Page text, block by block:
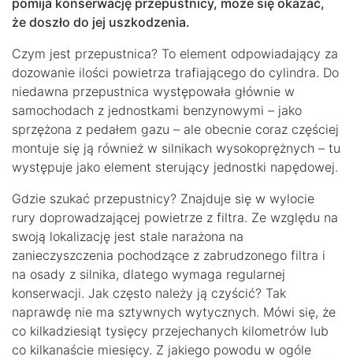
pomija konserwację przepustnicy, może się okazać,
że doszło do jej uszkodzenia.
Czym jest przepustnica? To element odpowiadający za
dozowanie ilości powietrza trafiającego do cylindra. Do
niedawna przepustnica występowała głównie w
samochodach z jednostkami benzynowymi – jako
sprzężona z pedałem gazu – ale obecnie coraz częściej
montuje się ją również w silnikach wysokoprężnych – tu
występuje jako element sterujący jednostki napędowej.
Gdzie szukać przepustnicy? Znajduje się w wylocie
rury doprowadzającej powietrze z filtra. Ze względu na
swoją lokalizację jest stale narażona na
zanieczyszczenia pochodzące z zabrudzonego filtra i
na osady z silnika, dlatego wymaga regularnej
konserwacji. Jak często należy ją czyścić? Tak
naprawdę nie ma sztywnych wytycznych. Mówi się, że
co kilkadziesiąt tysięcy przejechanych kilometrów lub
co kilkanaście miesięcy. Z jakiego powodu w ogóle